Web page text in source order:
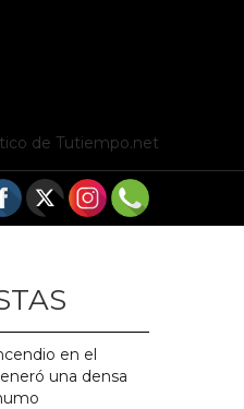
de Tutiempo.net
en el
una densa